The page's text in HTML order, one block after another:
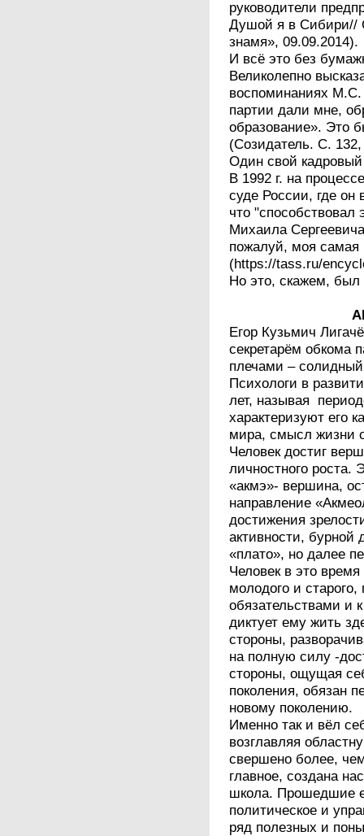
руководители
Душой я в Сибири//
знамя»,
И всё это без
Великолепно
воспоминаниях М.С.
партии дали мне,
образование». Это
(Созидатель. С.
Один свой
В 1992 г. на
суде России, где он
что
Михаила
пожалуй, моя
(https://tass.ru/
Но это, скажем, был
Егор Кузьмич
секретарём обкома
плечами –
Психологи в
лет, называя
характеризуют его
мира, смысл жизни
Человек достиг
личностного роста.
«акмэ»- вершина,
направление
достижения
активности, бурной
«плато», но далее
Человек в это
молодого и
обязательствами и
диктует ему жить
стороны,
на полную силу -
стороны, ощущая
поколения, обязан
новому поколению.
Именно так и вёл
возглавляя
свершено более,
главное, создана
школа. Прошедшие
политическое и
ряд полезных и